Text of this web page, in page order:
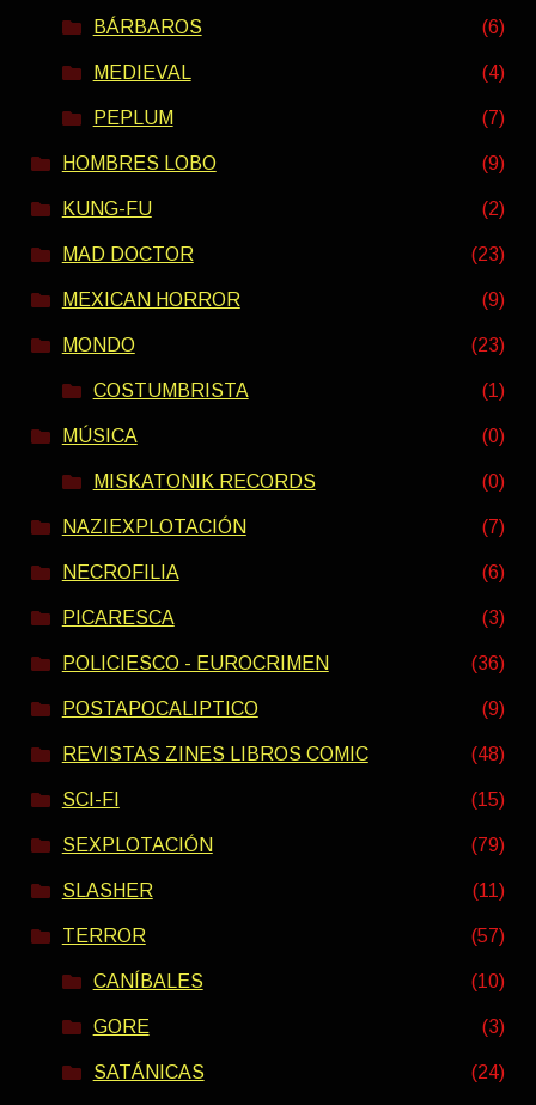
BÁRBAROS (6)
MEDIEVAL (4)
PEPLUM (7)
HOMBRES LOBO (9)
KUNG-FU (2)
MAD DOCTOR (23)
MEXICAN HORROR (9)
MONDO (23)
COSTUMBRISTA (1)
MÚSICA (0)
MISKATONIK RECORDS (0)
NAZIEXPLOTACIÓN (7)
NECROFILIA (6)
PICARESCA (3)
POLICIESCO - EUROCRIMEN (36)
POSTAPOCALIPTICO (9)
REVISTAS ZINES LIBROS COMIC (48)
SCI-FI (15)
SEXPLOTACIÓN (79)
SLASHER (11)
TERROR (57)
CANÍBALES (10)
GORE (3)
SATÁNICAS (24)